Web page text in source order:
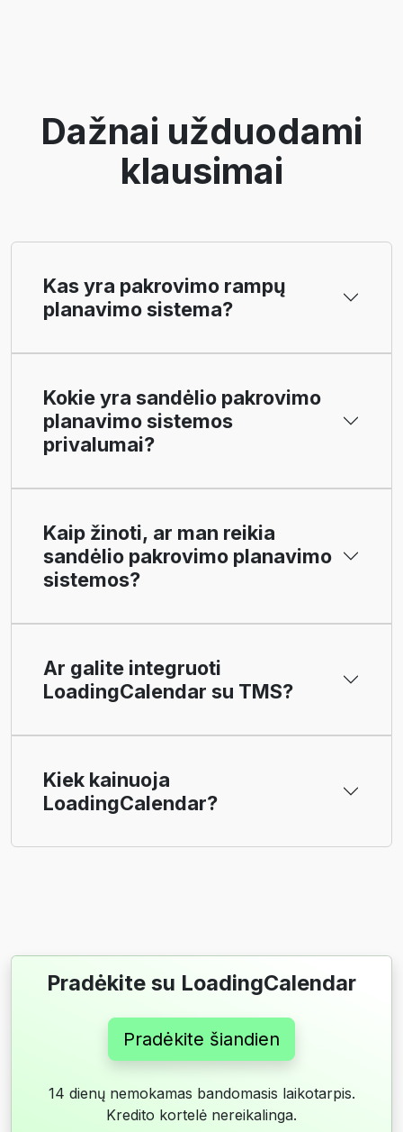
Dažnai užduodami
klausimai
Kas yra pakrovimo rampų
planavimo sistema?
Kokie yra sandėlio pakrovimo
planavimo sistemos
privalumai?
Kaip žinoti, ar man reikia
sandėlio pakrovimo planavimo
sistemos?
Ar galite integruoti
LoadingCalendar su TMS?
Kiek kainuoja
LoadingCalendar?
Pradėkite su LoadingCalendar
Pradėkite šiandien
14 dienų nemokamas bandomasis laikotarpis.
Kredito kortelė nereikalinga.